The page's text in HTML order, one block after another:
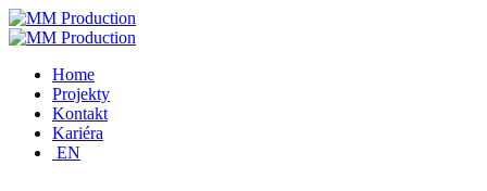
Home
Projekty
Kontakt
Kariéra
EN